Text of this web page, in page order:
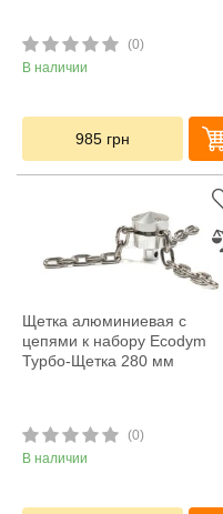
(0)
В наличии
985 грн
Щетка алюминиевая с
цепями к набору Ecodym
Турбо-Щетка 280 мм
(0)
В наличии